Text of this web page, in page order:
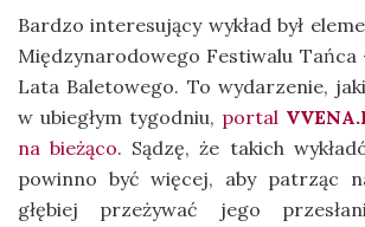
Bardzo interesujący wykład był
Międzynarodowego Festiwalu Tańca
Lata Baletowego. To wydarzenie,
w ubiegłym tygodniu, portal
na bieżąco. Sądzę, że takich
powinno być więcej, aby patrząc
głębiej przeżywać jego